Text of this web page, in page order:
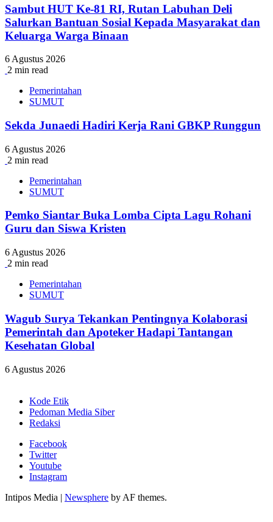
Sambut HUT Ke-81 RI, Rutan Labuhan Deli
Salurkan Bantuan Sosial Kepada Masyarakat dan
Keluarga Warga Binaan
6 Agustus 2026
2 min read
Pemerintahan
SUMUT
Sekda Junaedi Hadiri Kerja Rani GBKP Runggun
6 Agustus 2026
2 min read
Pemerintahan
SUMUT
Pemko Siantar Buka Lomba Cipta Lagu Rohani
Guru dan Siswa Kristen
6 Agustus 2026
2 min read
Pemerintahan
SUMUT
Wagub Surya Tekankan Pentingnya Kolaborasi
Pemerintah dan Apoteker Hadapi Tantangan
Kesehatan Global
6 Agustus 2026
Kode Etik
Pedoman Media Siber
Redaksi
Facebook
Twitter
Youtube
Instagram
Intipos Media | Newsphere by AF themes.